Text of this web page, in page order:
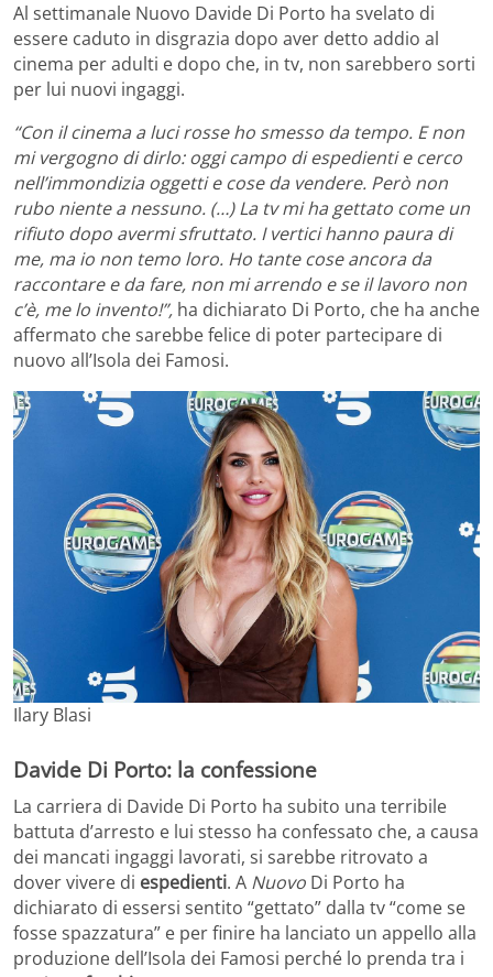
Al settimanale Nuovo Davide Di Porto ha svelato di
essere caduto in disgrazia dopo aver detto addio al
cinema per adulti e dopo che, in tv, non sarebbero sorti
per lui nuovi ingaggi.
“Con il cinema a luci rosse ho smesso da tempo. E non
mi vergogno di dirlo: oggi campo di espedienti e cerco
nell’immondizia oggetti e cose da vendere. Però non
rubo niente a nessuno. (…) La tv mi ha gettato come un
rifiuto dopo avermi sfruttato. I vertici hanno paura di
me, ma io non temo loro. Ho tante cose ancora da
raccontare e da fare, non mi arrendo e se il lavoro non
c’è, me lo invento!”, ha dichiarato Di Porto, che ha anche
affermato che sarebbe felice di poter partecipare di
nuovo all’Isola dei Famosi.
Ilary Blasi
Davide Di Porto: la confessione
La carriera di Davide Di Porto ha subito una terribile
battuta d’arresto e lui stesso ha confessato che, a causa
dei mancati ingaggi lavorati, si sarebbe ritrovato a
dover vivere di espedienti. A Nuovo Di Porto ha
dichiarato di essersi sentito “gettato” dalla tv “come se
fosse spazzatura” e per finire ha lanciato un appello alla
produzione dell’Isola dei Famosi perché lo prenda tra i